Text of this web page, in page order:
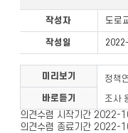
작성자 도로
작성일
정책
조사
미리보기
바로듣기
의견수렴 시작기간 2022-
의견수렴 종료기간 2022-